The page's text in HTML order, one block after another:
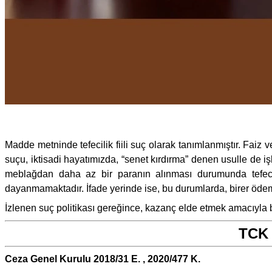
Madde metninde tefecilik fiili suç olarak tanımlanmıştır.
suçu, iktisadi hayatımızda, “senet kırdırma” denen usulle
meblağdan daha az bir paranın alınması durumunda
dayanmamaktadır. İfade yerinde ise, bu durumlarda, birer
İzlenen suç politikası gereğince, kazanç elde etmek amacıyla
TCK
Ceza Genel Kurulu 2018/31 E. , 2020/477 K.